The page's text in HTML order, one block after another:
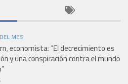
MES
economista: “El decrecimiento es
y una conspiración contra el mundo